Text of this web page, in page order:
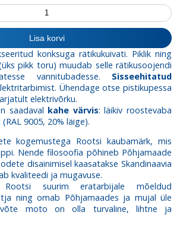
Lisa korvi
konksuga rätikukuivati. Piklik ning
pikk toru) muudab selle rätikusoojendi
vannitubadesse. Sisseehitatud
Ühendage otse pistikupessa
elektrivõrku.
saadaval kahe värvis: läikiv roostevaba
9005, 20% läige).
kogemustega Rootsi kaubamärk, mis
Nende filosoofia põhineb Põhjamaade
disainimisel kaasatakse Skandinaavia
kvaliteedi ja mugavuse.
suurim eratarbijale mõeldud
ning omab Põhjamaades ja mujal üle
moto on olla turvaline, lihtne ja